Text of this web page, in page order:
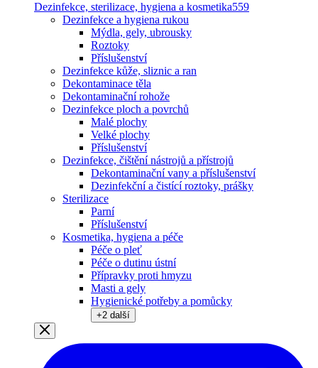
Dezinfekce, sterilizace, hygiena a kosmetika559
Dezinfekce a hygiena rukou
Mýdla, gely, ubrousky
Roztoky
Příslušenství
Dezinfekce kůže, sliznic a ran
Dekontaminace těla
Dekontaminační rohože
Dezinfekce ploch a povrchů
Malé plochy
Velké plochy
Příslušenství
Dezinfekce, čištění nástrojů a přístrojů
Dekontaminační vany a příslušenství
Dezinfekční a čistící roztoky, prášky
Sterilizace
Parní
Příslušenství
Kosmetika, hygiena a péče
Péče o pleť
Péče o dutinu ústní
Přípravky proti hmyzu
Masti a gely
Hygienické potřeby a pomůcky
+2 další